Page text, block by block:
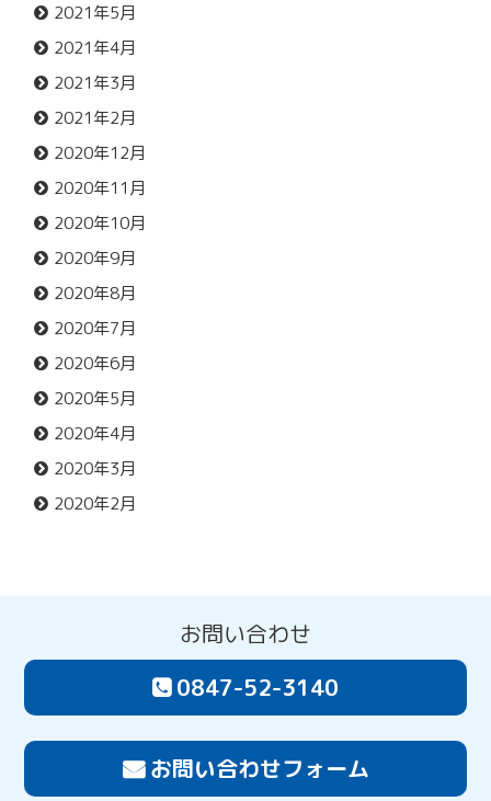
2021年5月
2021年4月
2021年3月
2021年2月
2020年12月
2020年11月
2020年10月
2020年9月
2020年8月
2020年7月
2020年6月
2020年5月
2020年4月
2020年3月
2020年2月
お問い合わせ
0847-52-3140
お問い合わせフォーム